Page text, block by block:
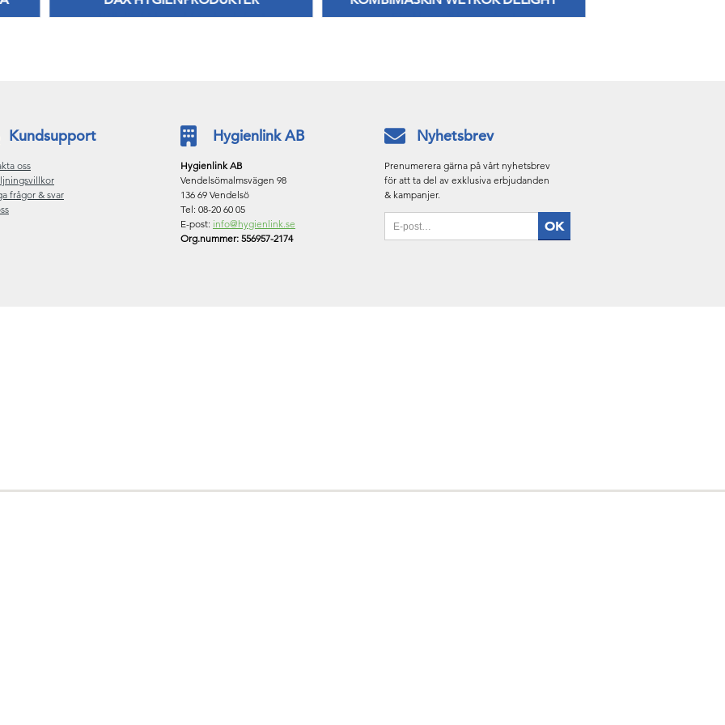
Håll dig frisk med fräscha dofter! Fåtal kvar till lagerpriser!
Kundsupport
oss
frågor & svar
Hygienlink AB
Hygienlink AB
Vendelsömalmsvägen 98
136 69 Vendelsö
Tel: 08-20 60 05
E-post: info@hygienlink.se
Org.nummer: 556957-2174
Nyhetsbrev
Prenumerera gärna på vårt nyhetsbrev
för att ta del av exklusiva erbjudanden
& kampanjer.